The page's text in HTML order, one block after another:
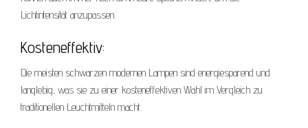
Lichtintensität anzupassen.
Kosteneffektiv:
Die meisten schwarzen modernen Lampen sind energiesparend und
langlebig, was sie zu einer kosteneffektiven Wahl im Vergleich zu
traditionellen Leuchtmitteln macht.